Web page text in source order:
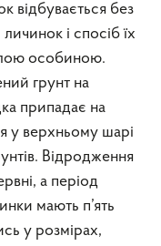
відбувається без
і спосіб їх
особиною.
грунт на
припадає на
у верхньому шарі
Відродження
а період
мають п’ять
у розмірах,